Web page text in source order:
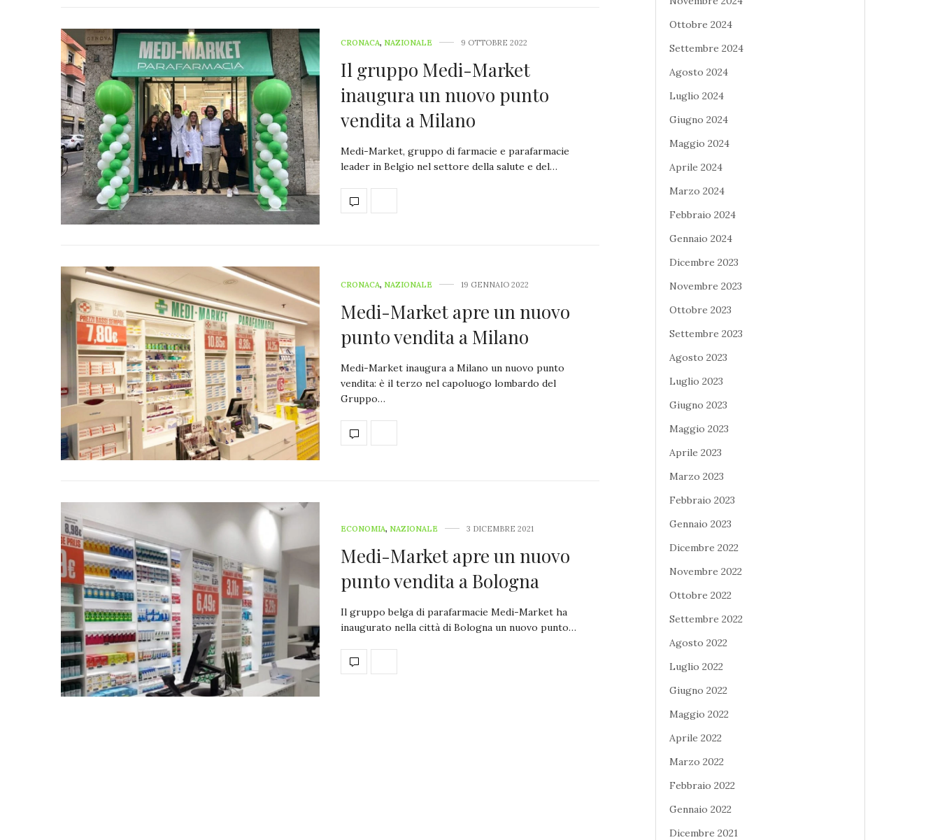
CRONACA, NAZIONALE 9 OTTOBRE 2022
Il gruppo Medi-Market
inaugura un nuovo punto
vendita a Milano
Medi-Market, gruppo di farmacie e parafarmacie
leader in Belgio nel settore della salute e del…
CRONACA, NAZIONALE 19 GENNAIO 2022
Medi-Market apre un nuovo
punto vendita a Milano
Medi-Market inaugura a Milano un nuovo punto
vendita: è il terzo nel capoluogo lombardo del
Gruppo…
ECONOMIA, NAZIONALE 3 DICEMBRE 2021
Medi-Market apre un nuovo
punto vendita a Bologna
Il gruppo belga di parafarmacie Medi-Market ha
inaugurato nella città di Bologna un nuovo punto…
Ottobre 2024
Settembre 2024
Agosto 2024
Luglio 2024
Giugno 2024
Maggio 2024
Aprile 2024
Marzo 2024
Febbraio 2024
Gennaio 2024
Dicembre 2023
Novembre 2023
Ottobre 2023
Settembre 2023
Agosto 2023
Luglio 2023
Giugno 2023
Maggio 2023
Aprile 2023
Marzo 2023
Febbraio 2023
Gennaio 2023
Dicembre 2022
Novembre 2022
Ottobre 2022
Settembre 2022
Agosto 2022
Luglio 2022
Giugno 2022
Maggio 2022
Aprile 2022
Marzo 2022
Febbraio 2022
Gennaio 2022
Dicembre 2021